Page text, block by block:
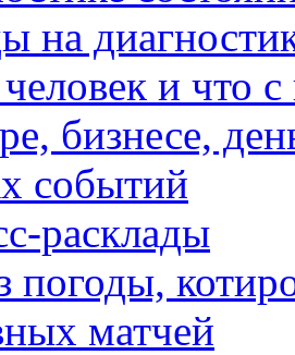
на
и что
бизнесе,
событий
расклады
погоды,
матчей